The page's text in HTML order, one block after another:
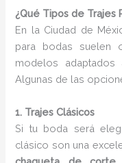
¿Qué Tipos de Trajes
En la Ciudad de
para bodas suelen
modelos adaptados
Algunas de las
1. Trajes Clásicos
Si tu boda será
clásico son una